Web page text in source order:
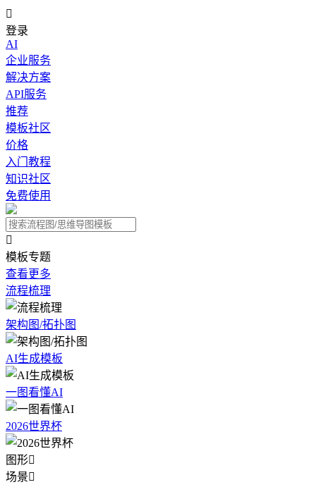

登录
AI
企业服务
解决方案
API服务
推荐
模板社区
价格
入门教程
知识社区
免费使用

模板专题
查看更多
流程梳理
架构图/拓扑图
AI生成模板
一图看懂AI
2026世界杯
图形
场景